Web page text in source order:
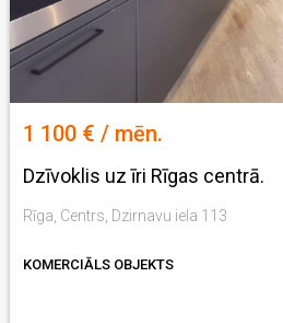
1 100 € / mēn.
Dzīvoklis uz īri Rīgas centrā.
Rīga, Centrs, Dzirnavu iela 113
KOMERCIĀLS OBJEKTS